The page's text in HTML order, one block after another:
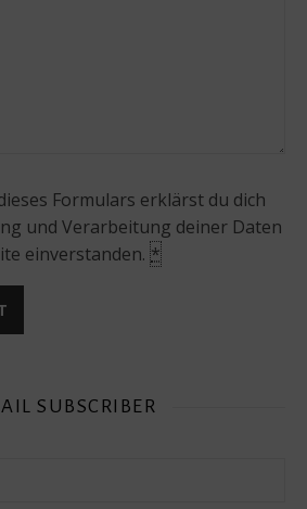
Formulars erklärst du dich
und Verarbeitung deiner Daten
einverstanden. *
SUBSCRIBER